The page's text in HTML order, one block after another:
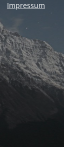
Impressum